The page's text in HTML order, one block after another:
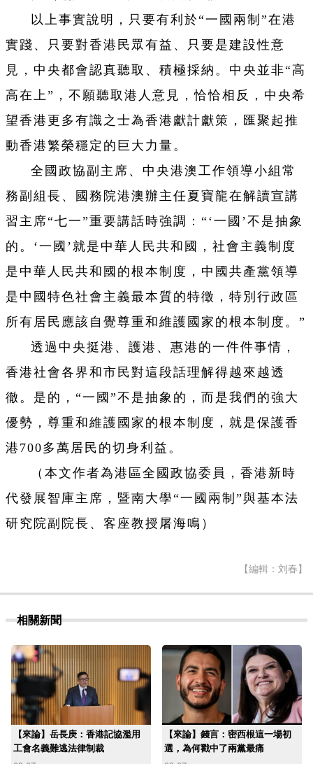
以上事實說明，只要有利於“一國兩制”在港
實踐、只要對香港民眾有益、只要是建設性意
見，中央都會認真聽取、積極採納。中央並非“高
高在上”，不願聽取港人意見，恰恰相反，中央希
望香港更多有識之士為香港獻計獻策，匯聚起推
動香港繁榮穩定的巨大力量。
全國政協副主席、中央港澳工作領導小組常
務副組長、國務院港澳辦主任夏寶龍在解讀宣講
習主席“七一”重要講話時強調：“‘一國 ’不是抽象
的。‘一國 ’就是中華人民共和國，社會主義制度
是中華人民共和國的根本制度，中國共產黨領導
是中國特色社會主義最本質的特徵，特別行政區
所有居民應該自覺尊重和維護國家的根本制度。”
透過中央挺港、護港、惠港的一件件事情，
香港社會各界和市民對這段話理解得越來越透
徹。是的，“一國”不是抽象的，而是我們的強大
優勢，尊重和維護國家的根本制度，就是保護香
港700多萬居民的切身利益。
（本文作者為港區全國政協委員，香港新時
代發展智庫主席，暨南大學“一國兩制”與基本法
研究院副院長、客座教授屠海鳴）
【編輯：刘春】
相關新聞
【來論】岳長庚：香港記協濫用
工會名義難逃法律制裁
【來論】錢言：密西根這一場初
選，為何戳中了兩黨最痛